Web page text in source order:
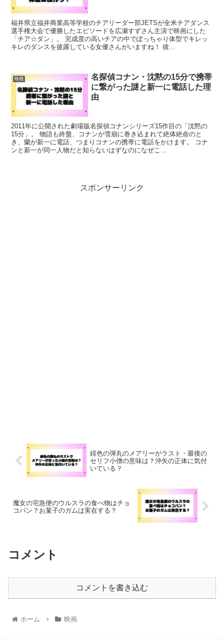
福井県立福井商業高等学校のチアリーダー部JETSが全米チアダンス
選手権大会で優勝したエピソードを広瀬すずさん主演で映画にした
「チア☆ダン」。 完成度の高いチアの中でぽっちゃり体型でキレッ
キレのダンスを披露している女優さんがいますね！ 彼...
映画
名探偵コナン・沈黙の15分で携帯
に繋がった謎と新一に電話した理
由
2011年に公開された劇場版名探偵コナンシリーズ15作目の「沈黙の
15分」。 物語も終盤、コナンが雪崩に巻き込まれて絶体絶命のと
き、蘭が新一に電話、つまりコナンの携帯に電話をかけます。 コナ
ンと新一が同一人物だと知らないはずなのになぜこ...
スポンサーリンク
緋色の弾丸のメアリーがラスト・最後の
セリフ小僧の意味は？沖矢の正体に気付
いている？
魔女の宅急便のウルスラの食べ物はチョ
コパン？お菓子のガムは実在する？
コメント
コメントを書き込む
ホーム 映画